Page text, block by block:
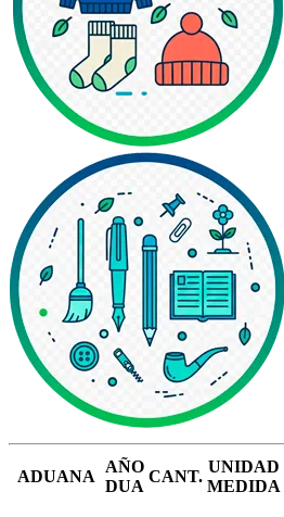
ADUANA
AÑO
DUA
CANT.
UNIDAD
MEDIDA